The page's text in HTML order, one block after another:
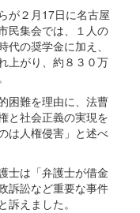
が２月17日に名古屋
民集会では、１人の
の奨学金に加え、
上がり、約８３０万
困難を理由に、法曹
と社会正義の実現を
は人権侵害」と述べ
士は「弁護士が借金
訴訟など重要な事件
えました。